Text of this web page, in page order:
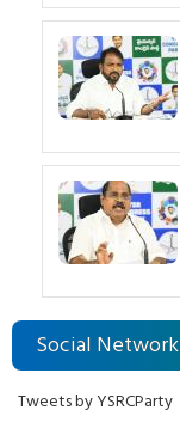
Social Network
Tweets by YSRCParty